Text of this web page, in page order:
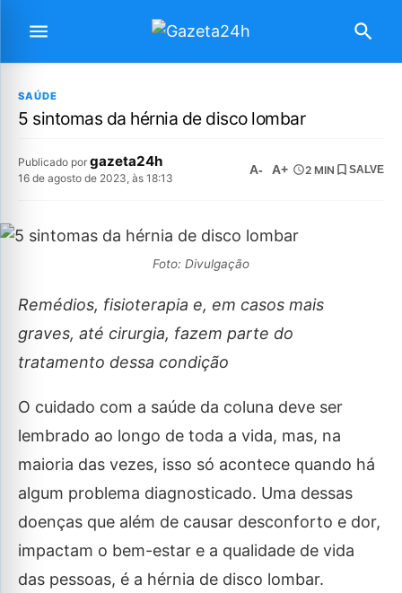
SAÚDE
5 sintomas da hérnia de disco lombar
Publicado por gazeta24h
16 de agosto de 2023, às 18:13
A- A+ 2 MIN SALVE
Foto: Divulgação
Remédios, fisioterapia e, em casos mais
graves, até cirurgia, fazem parte do
tratamento dessa condição
O cuidado com a saúde da coluna deve ser
lembrado ao longo de toda a vida, mas, na
maioria das vezes, isso só acontece quando há
algum problema diagnosticado. Uma dessas
doenças que além de causar desconforto e dor,
impactam o bem-estar e a qualidade de vida
das pessoas, é a hérnia de disco lombar.